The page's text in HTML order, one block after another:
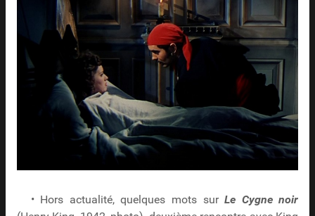
• Hors actualité, quelques mots surLe Cygne noir